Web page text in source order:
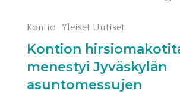
Kontio Yleiset Uutiset
Kontion
menestyi Jyväskylän
asuntomessujen